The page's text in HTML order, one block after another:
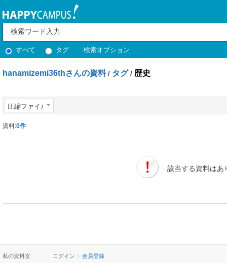
すべて タグ 検索オプション
hanamizemi36thさんの資料 / タグ / 歴史
圧縮ファイル
資料:0件
該当する資料はあ
私の資料室 ログイン
会員登録